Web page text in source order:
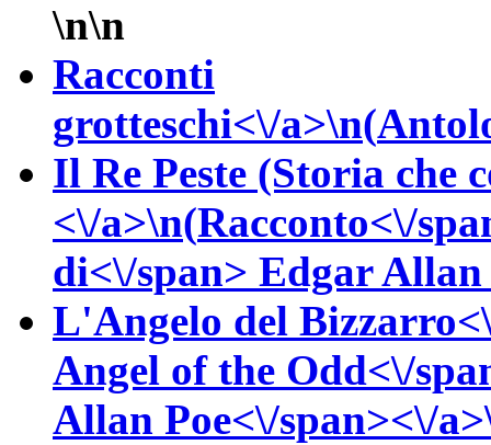
\n\n
Racconti
grotteschi<\/a>\n(
Il Re Peste (Storia che
<\/a>\n(Racconto<\/
di<\/span> Edgar
L'Angelo del
Angel of the Odd<\/
Allan Poe<\/span><\/